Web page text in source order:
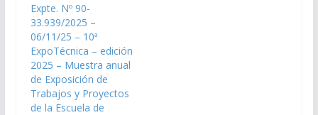
Los Infernales de
Güemes, a llevarse a
cabo el día 06 de
Diciembre en la Galería
Bicentenario de
Rosario…
Expte. Nº 90-
33.939/2025 –
06/11/25 – 10ª
ExpoTécnica – edición
2025 – Muestra anual
de Exposición de
Trabajos y Proyectos
de la Escuela de